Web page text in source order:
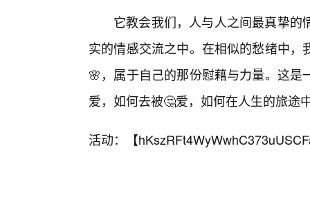
它教会我们，人与人之间最真挚
实的情感交流之中。在相似的愁绪中
🌸，属于自己的那份慰藉与力量。这
爱，如何去被🤔爱，如何在人生的旅途
活动：【